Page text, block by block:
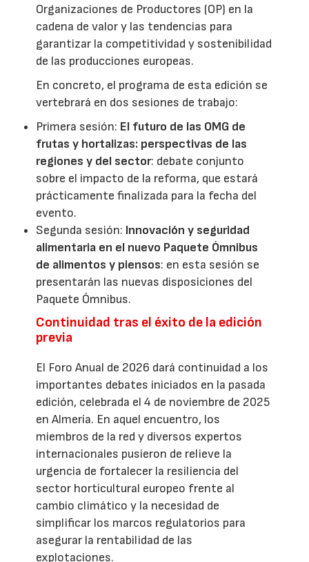
Organizaciones de Productores (OP) en la
cadena de valor y las tendencias para
garantizar la competitividad y sostenibilidad
de las producciones europeas.
En concreto, el programa de esta edición se
vertebrará en dos sesiones de trabajo:
Primera sesión: El futuro de las OMG de
frutas y hortalizas: perspectivas de las
regiones y del sector: debate conjunto
sobre el impacto de la reforma, que estará
prácticamente finalizada para la fecha del
evento.
Segunda sesión: Innovación y seguridad
alimentaria en el nuevo Paquete Ómnibus
de alimentos y piensos: en esta sesión se
presentarán las nuevas disposiciones del
Paquete Ómnibus.
Continuidad tras el éxito de la edición
previa
El Foro Anual de 2026 dará continuidad a los
importantes debates iniciados en la pasada
edición, celebrada el 4 de noviembre de 2025
en Almería. En aquel encuentro, los
miembros de la red y diversos expertos
internacionales pusieron de relieve la
urgencia de fortalecer la resiliencia del
sector horticultural europeo frente al
cambio climático y la necesidad de
simplificar los marcos regulatorios para
asegurar la rentabilidad de las
explotaciones.